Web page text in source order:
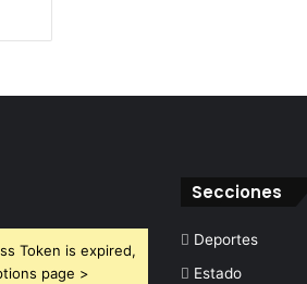
Token is expired,
page >
Secciones
Deportes
Estado